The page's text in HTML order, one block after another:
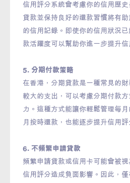
信用評分系統會考慮你的信用歷
貸款並保持良好的還款習慣將有
的信用記錄。即使你的信用狀況
款活躍度可以幫助你進一步提升信
5. 分期付款策略
在香港，分期貸款是一種常見的
較大的支出，可以考慮分期付款
力。這種方式能讓你輕鬆管理每
月按時還款，也能逐步提升信用評
6. 不頻繁申請貸款
頻繁申請貸款或信用卡可能會被
信用評分造成負面影響。因此，